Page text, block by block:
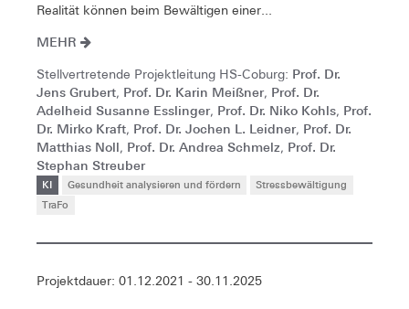
Realität können beim Bewältigen einer...
MEHR
Stellvertretende Projektleitung HS-Coburg: Prof. Dr.
Jens Grubert, Prof. Dr. Karin Meißner, Prof. Dr.
Adelheid Susanne Esslinger, Prof. Dr. Niko Kohls, Prof.
Dr. Mirko Kraft, Prof. Dr. Jochen L. Leidner, Prof. Dr.
Matthias Noll, Prof. Dr. Andrea Schmelz, Prof. Dr.
Stephan Streuber
KI Gesundheit analysieren und fördern
Stressbewältigung
TraFo
Projektdauer: 01.12.2021 - 30.11.2025